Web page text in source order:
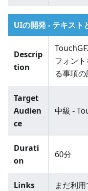
UIの開発 - テキスト
Descrip
tion
フォン
る事項の
Target
Audien
ce
中級 -
Durati
on
60分
Links まだ利用